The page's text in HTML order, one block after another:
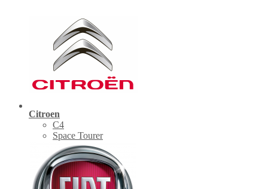
Citroen
C4
Space Tourer